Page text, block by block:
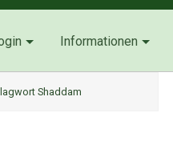
Informationen
Shaddam